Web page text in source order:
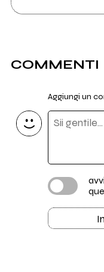
COMMENTI
Aggiungi un